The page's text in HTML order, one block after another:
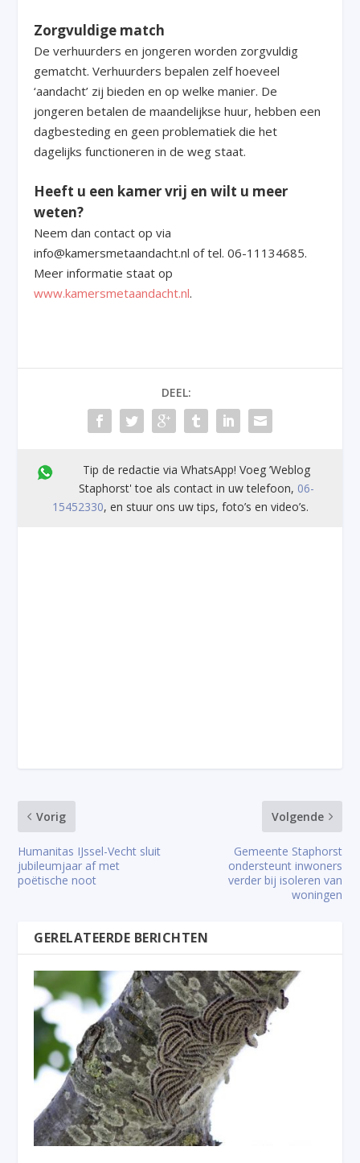
Zorgvuldige match
De verhuurders en jongeren worden zorgvuldig
gematcht. Verhuurders bepalen zelf hoeveel
‘aandacht’ zij bieden en op welke manier. De
jongeren betalen de maandelijkse huur, hebben een
dagbesteding en geen problematiek die het
dagelijks functioneren in de weg staat.
Heeft u een kamer vrij en wilt u meer
weten?
Neem dan contact op via
info@kamersmetaandacht.nl of tel. 06-11134685.
Meer informatie staat op
www.kamersmetaandacht.nl.
DEEL:
Tip de redactie via WhatsApp! Voeg ’Weblog
Staphorst' toe als contact in uw telefoon, 06-
15452330, en stuur ons uw tips, foto’s en video’s.
Vorig
Humanitas IJssel-Vecht sluit
jubileumjaar af met
poëtische noot
Volgende
Gemeente Staphorst
ondersteunt inwoners
verder bij isoleren van
woningen
GERELATEERDE BERICHTEN